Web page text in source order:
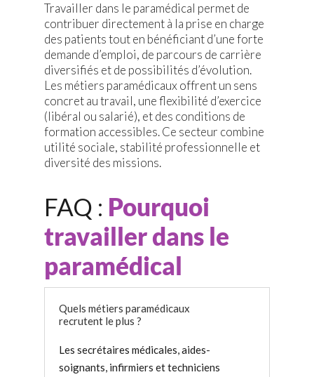
Travailler dans le paramédical permet de
contribuer directement à la prise en charge
des patients tout en bénéficiant d’une forte
demande d’emploi, de parcours de carrière
diversifiés et de possibilités d’évolution.
Les métiers paramédicaux offrent un sens
concret au travail, une flexibilité d’exercice
(libéral ou salarié), et des conditions de
formation accessibles. Ce secteur combine
utilité sociale, stabilité professionnelle et
diversité des missions.
FAQ : Pourquoi
travailler dans le
paramédical
Quels métiers paramédicaux
recrutent le plus ?
Les secrétaires médicales, aides-
soignants, infirmiers et techniciens